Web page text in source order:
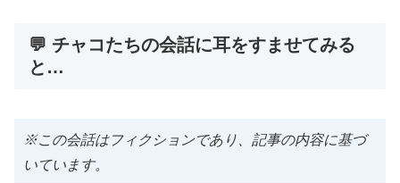
💬 チャコたちの会話に耳をすませてみる
と…
※この会話はフィクションであり、記事の内容に基づ
いています。